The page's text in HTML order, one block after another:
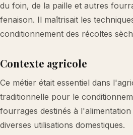
du foin, de la paille et autres
fenaison. Il maîtrisait les
conditionnement des récoltes
Contexte agricole
Ce métier était essentiel dans
traditionnelle pour le
fourrages destinés à l'alimentation
diverses utilisations domestiques.